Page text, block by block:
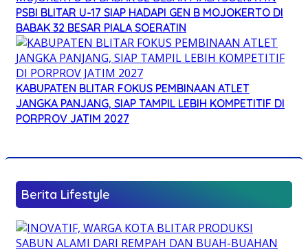
PSBI BLITAR U-17 SIAP HADAPI GEN B MOJOKERTO DI
BABAK 32 BESAR PIALA SOERATIN
KABUPATEN BLITAR FOKUS PEMBINAAN ATLET
JANGKA PANJANG, SIAP TAMPIL LEBIH KOMPETITIF DI
PORPROV JATIM 2027
Berita Lifestyle